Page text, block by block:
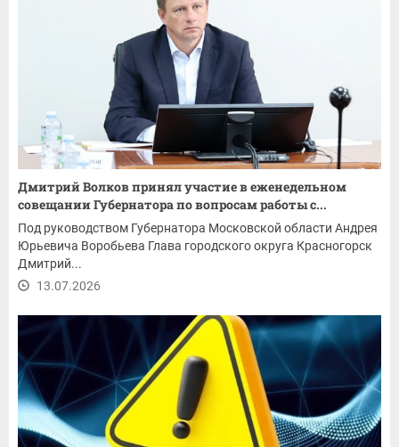
Дмитрий Волков принял участие в еженедельном
совещании Губернатора по вопросам работы с...
Под руководством Губернатора Московской области Андрея
Юрьевича Воробьева Глава городского округа Красногорск
Дмитрий...
13.07.2026